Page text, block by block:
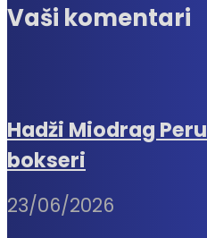
Vaši komentari
Hadži Miodrag
bokseri
23/06/2026